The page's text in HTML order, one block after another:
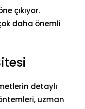
çıkıyor.
daha önemli
detaylı
uzman